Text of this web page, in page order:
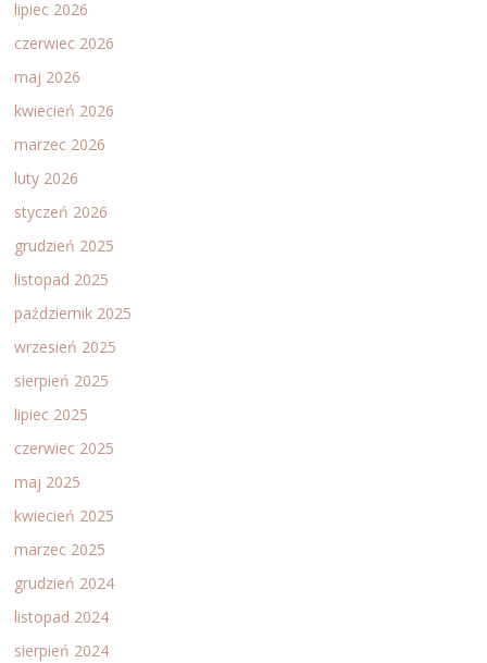
lipiec 2026
czerwiec 2026
maj 2026
kwiecień 2026
marzec 2026
luty 2026
styczeń 2026
grudzień 2025
listopad 2025
październik 2025
wrzesień 2025
sierpień 2025
lipiec 2025
czerwiec 2025
maj 2025
kwiecień 2025
marzec 2025
grudzień 2024
listopad 2024
sierpień 2024